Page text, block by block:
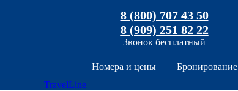
8 (800) 707 43 50
8 (909) 251 82 22
Звонок бесплатный
Номера и цены Бронирование
TravelLine